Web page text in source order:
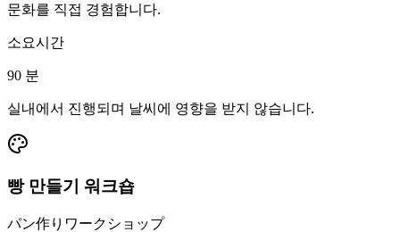
문화를 직접 경험합니다.
소요시간
90 분
실내에서 진행되며 날씨에 영향을 받지 않습니다.
빵 만들기 워크숍
パン作りワークショップ